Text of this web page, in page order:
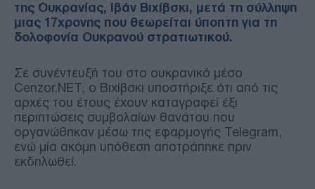
της Ουκρανίας, Ιβάν Βιχίβσκι, μετά τη σύλληψη
μιας 17χρονης που θεωρείται ύποπτη για τη
δολοφονία Ουκρανού στρατιωτικού.
Σε συνέντευξή του στο ουκρανικό μέσο
Cenzor.NET, ο Βιχίβσκι υποστήριξε ότι από τις
αρχές του έτους έχουν καταγραφεί έξι
περιπτώσεις συμβολαίων θανάτου που
οργανώθηκαν μέσω της εφαρμογής Telegram,
ενώ μία ακόμη υπόθεση αποτράπηκε πριν
εκδηλωθεί.